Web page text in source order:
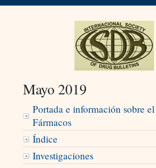
Mayo 2019
Portada e información sobre
Fármacos
Índice
Investigaciones